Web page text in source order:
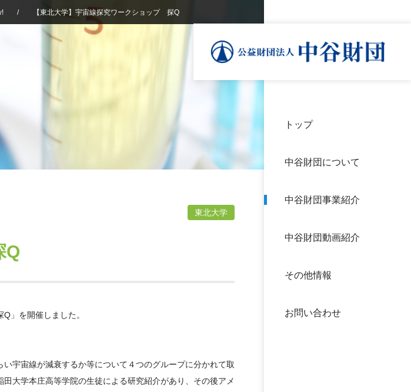
トップ
中谷財団について
中谷財団事業紹介
中谷財団動画紹介
その他情報
お問い合わせ
/ 【東北大学】宇宙線探究ワークショップ 探Q
東北大学
Q
」を開催しました。
宇宙線が減衰するか等について４つのグループに分かれて取
大学本庄高等学院の生徒による研究紹介があり、その後アメ